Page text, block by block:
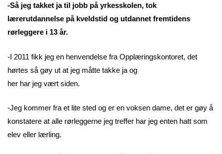
-Så jeg takket ja til jobb på yrkesskolen, tok
lærerutdannelse på kveldstid og utdannet fremtidens
rørleggere i 13 år.
-I 2011 fikk jeg en henvendelse fra Opplæringskontoret, det
hørtes så gøy ut at jeg måtte takke ja og
her har jeg vært siden.
-Jeg kommer fra et lite sted og er en voksen dame, det er gøy å
konstatere at alle rørleggerne jeg treffer har jeg enten hatt som
elev eller lærling.